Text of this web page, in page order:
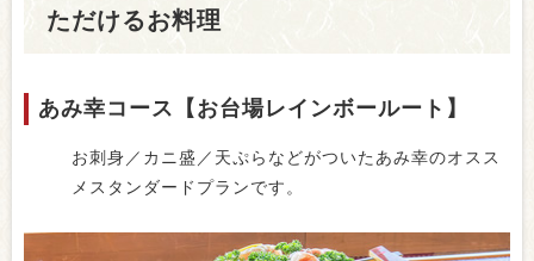
ただけるお料理
あみ幸コース【お台場レインボールート】
お刺身／カニ盛／天ぷらなどがついたあみ幸のオスス
メスタンダードプランです。